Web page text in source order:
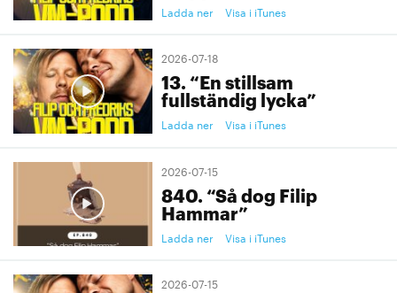
Ladda ner Visa i iTunes
2026-07-18
13. “En stillsam
fullständig lycka”
Ladda ner Visa i iTunes
2026-07-15
840. “Så dog Filip
Hammar”
Ladda ner Visa i iTunes
2026-07-15